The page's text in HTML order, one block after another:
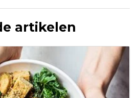
artikelen